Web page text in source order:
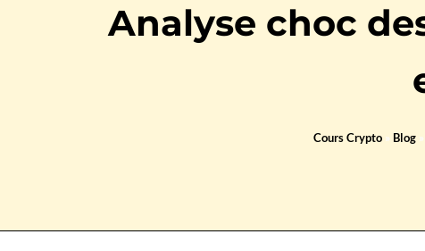
Analyse choc
Cours Crypto » Blog »